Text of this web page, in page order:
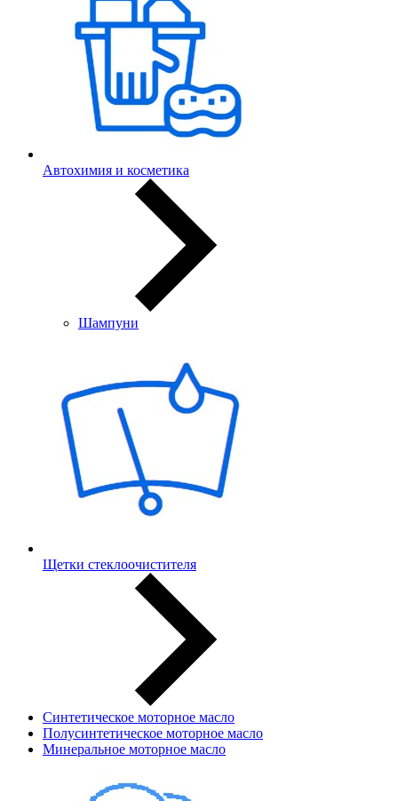
Автохимия и косметика
Шампуни
Щетки стеклоочистителя
Синтетическое моторное масло
Полусинтетическое моторное масло
Минеральное моторное масло